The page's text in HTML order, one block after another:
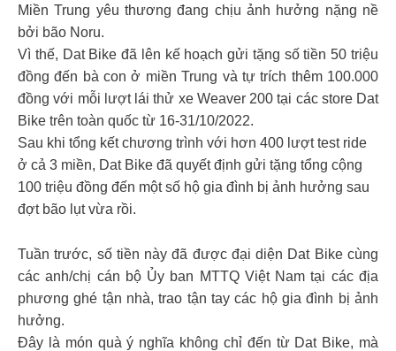
Miền Trung yêu thương đang chịu ảnh hưởng nặng nề
bởi bão Noru.
Vì thế, Dat Bike đã lên kế hoạch gửi tặng số tiền 50 triệu
đồng đến bà con ở miền Trung và tự trích thêm 100.000
đồng với mỗi lượt lái thử xe Weaver 200 tại các store Dat
Bike trên toàn quốc từ 16-31/10/2022.
Sau khi tổng kết chương trình với hơn 400 lượt test ride
ở cả 3 miền, Dat Bike đã quyết định gửi tặng tổng cộng
100 triệu đồng đến một số hộ gia đình bị ảnh hưởng sau
đợt bão lụt vừa rồi.
Tuần trước, số tiền này đã được đại diện Dat Bike cùng
các anh/chị cán bộ Ủy ban MTTQ Việt Nam tại các địa
phương ghé tận nhà, trao tận tay các hộ gia đình bị ảnh
hưởng.
Đây là món quà ý nghĩa không chỉ đến từ Dat Bike, mà